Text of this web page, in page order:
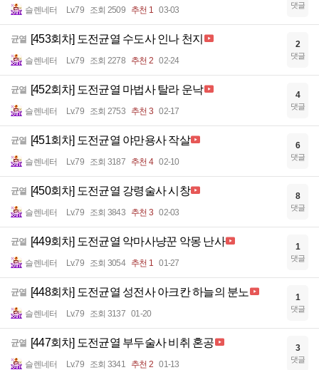
슬렌네터 Lv.79 조회 2509 추천 1 03-03 댓글
균열 [453회차] 도전균열 수도사 인나 천지
슬렌네터 Lv.79 조회 2278 추천 2 02-24
2
댓글
균열 [452회차] 도전균열 마법사 탈라 운낙
슬렌네터 Lv.79 조회 2753 추천 3 02-17
4
댓글
균열 [451회차] 도전균열 야만용사 작살
슬렌네터 Lv.79 조회 3187 추천 4 02-10
6
댓글
균열 [450회차] 도전균열 강령술사 시창
슬렌네터 Lv.79 조회 3843 추천 3 02-03
8
댓글
균열 [449회차] 도전균열 악마사냥꾼 악몽 난사
슬렌네터 Lv.79 조회 3054 추천 1 01-27
1
댓글
균열 [448회차] 도전균열 성전사 아크칸 하늘의 분노
슬렌네터 Lv.79 조회 3137 01-20
1
댓글
균열 [447회차] 도전균열 부두술사 비취 혼공
슬렌네터 Lv.79 조회 3341 추천 2 01-13
3
댓글